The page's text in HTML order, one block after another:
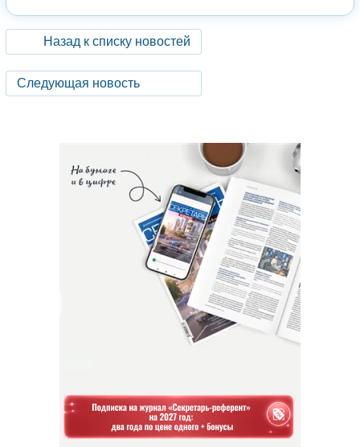
Назад к списку новостей
Следующая новость